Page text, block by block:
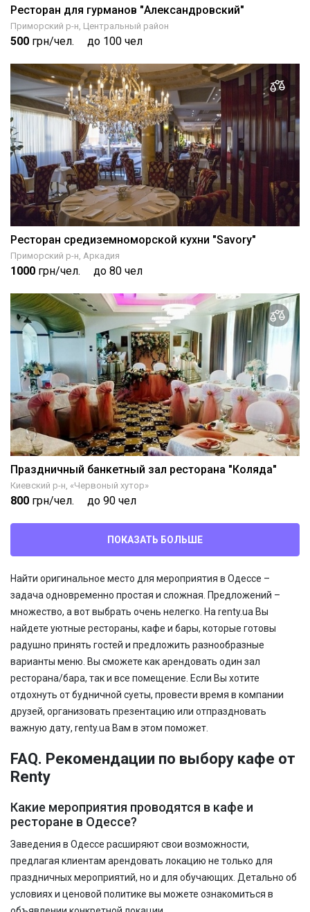
Ресторан для гурманов "Александровский"
Приморский р-н, Центральный район
500 грн/чел. до 100 чел
Ресторан средиземноморской кухни "Savory"
Приморский р-н, Аркадия
1000 грн/чел. до 80 чел
Праздничный банкетный зал ресторана "Коляда"
Киевский р-н, «Червоный хутор»
800 грн/чел. до 90 чел
ПОКАЗАТЬ БОЛЬШЕ
Найти оригинальное место для мероприятия в Одессе –
задача одновременно простая и сложная. Предложений –
множество, а вот выбрать очень нелегко. На renty.ua Вы
найдете уютные рестораны, кафе и бары, которые готовы
радушно принять гостей и предложить разнообразные
варианты меню. Вы сможете как арендовать один зал
ресторана/бара, так и все помещение. Если Вы хотите
отдохнуть от будничной суеты, провести время в компании
друзей, организовать презентацию или отпраздновать
важную дату, renty.ua Вам в этом поможет.
FAQ. Рекомендации по выбору кафе от
Renty
Какие мероприятия проводятся в кафе и
ресторане в Одессе?
Заведения в Одессе расширяют свои возможности,
предлагая клиентам арендовать локацию не только для
праздничных мероприятий, но и для обучающих. Детально об
условиях и ценовой политике вы можете ознакомиться в